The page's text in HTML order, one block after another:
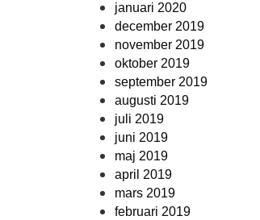
januari 2020
december 2019
november 2019
oktober 2019
september 2019
augusti 2019
juli 2019
juni 2019
maj 2019
april 2019
mars 2019
februari 2019